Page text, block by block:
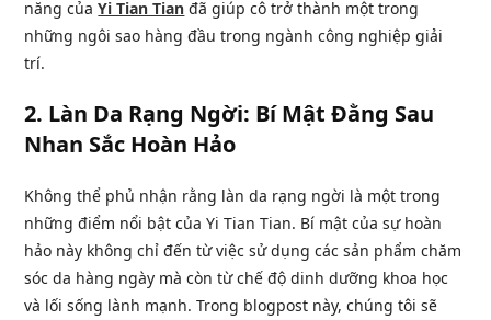
năng củaYi Tian Tian đã giúp cô trở thành một trong
những ngôi sao hàng đầu trong ngành công nghiệp giải
trí.
2. Làn Da Rạng Ngời: Bí Mật Đằng Sau
Nhan Sắc Hoàn Hảo
Không thể phủ nhận rằng làn da rạng ngời là một trong
những điểm nổi bật của Yi Tian Tian. Bí mật của sự hoàn
hảo này không chỉ đến từ việc sử dụng các sản phẩm chăm
sóc da hàng ngày mà còn từ chế độ dinh dưỡng khoa học
và lối sống lành mạnh. Trong blogpost này, chúng tôi sẽ